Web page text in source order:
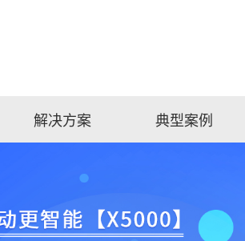
解决方案 典型案例